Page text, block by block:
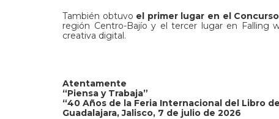
También obtuvo el primer lugar en el
región Centro-Bajío y el tercer lugar en Falling
creativa digital.
Atentamente
“Piensa y Trabaja”
“40 Años de la Feria Internacional del Libro
Guadalajara, Jalisco, 7 de julio de 2026